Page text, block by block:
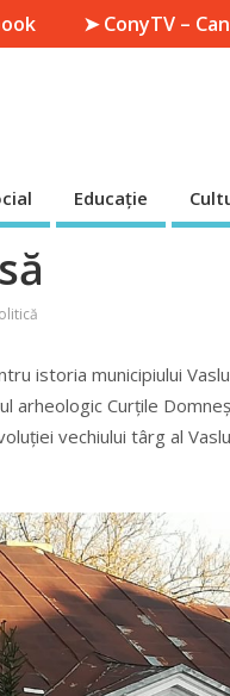
➤ ConyTV –
Educație
istoria municipiului
arheologic Curțile
vechiului târg al